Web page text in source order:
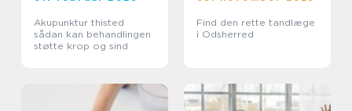
Akupunktur thisted
sådan kan behandlingen
støtte krop og sind
Find den rette tandlæge
i Odsherred